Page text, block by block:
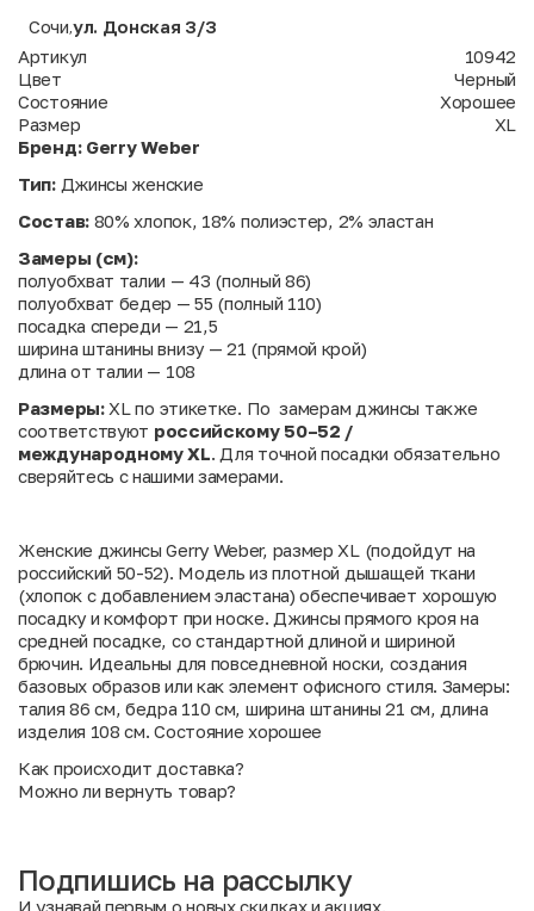
Сочи ул. Донская 3/3
Артикул
10942
Цвет
Черный
Состояние
Хорошее
Размер
XL
Бренд: Gerry Weber
Тип:Джинсы женские
Состав:80% хлопок, 18% полиэстер, 2% эластан
Замеры (см):
полуобхват талии — 43 (полный 86)
полуобхват бедер — 55 (полный 110)
посадка спереди — 21,5
ширина штанины внизу — 21 (прямой крой)
длина от талии — 108
Размеры:XL по этикетке. По замерам джинсы также
соответствуют российскому 50–52 /
международному XL. Для точной посадки обязательно
сверяйтесь с нашими замерами.
Женские джинсы Gerry Weber, размер XL (подойдут на
российский 50-52). Модель из плотной дышащей ткани
(хлопок с добавлением эластана) обеспечивает хорошую
посадку и комфорт при носке. Джинсы прямого кроя на
средней посадке, со стандартной длиной и шириной
брючин. Идеальны для повседневной носки, создания
базовых образов или как элемент офисного стиля. Замеры:
талия 86 см, бедра 110 см, ширина штанины 21 см, длина
изделия 108 см. Состояние хорошее
Как происходит доставка?
Можно ли вернуть товар?
Подпишись на рассылку
И узнавай первым о новых скидках и акциях.